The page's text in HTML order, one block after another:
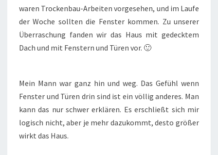
waren Trockenbau-Arbeiten vorgesehen, und im Laufe
der Woche sollten die Fenster kommen. Zu unserer
Überraschung fanden wir das Haus mit gedecktem
Dach und mit Fenstern und Türen vor. 🙂
Mein Mann war ganz hin und weg. Das Gefühl wenn
Fenster und Türen drin sind ist ein völlig anderes. Man
kann das nur schwer erklären. Es erschließt sich mir
logisch nicht, aber je mehr dazukommt, desto größer
wirkt das Haus.